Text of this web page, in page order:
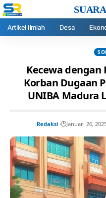
Artikel Ilmiah Desa
Kecewa dengan
Korban Dugaan
UNIBA Madura
Redaksi Januari 26,